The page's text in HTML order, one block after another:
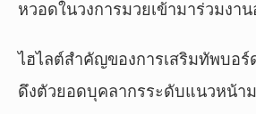
หวอดในวงการมวยเข้ามาร่วมงา
ไฮไลต์สำคัญของการเสริมทัพบอ
ดึงตัวยอดบุคลากรระดับแนวหน้า